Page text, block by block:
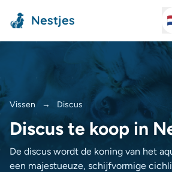
Nestjes
Vissen → Discus
Discus te koop in
De discus wordt de koning van het
een majestueuze, schijfvormige